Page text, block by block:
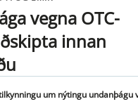
vegna OTC-
innan
um nýtingu undanþágu